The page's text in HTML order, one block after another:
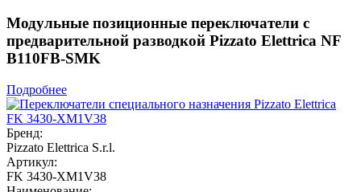
Модульные позиционные переключатели с
предварительной разводкой Pizzato Elettrica NF
B110FB-SMK
Подробнее
Бренд:
Pizzato Elettrica S.r.l.
Артикул:
FK 3430-XM1V38